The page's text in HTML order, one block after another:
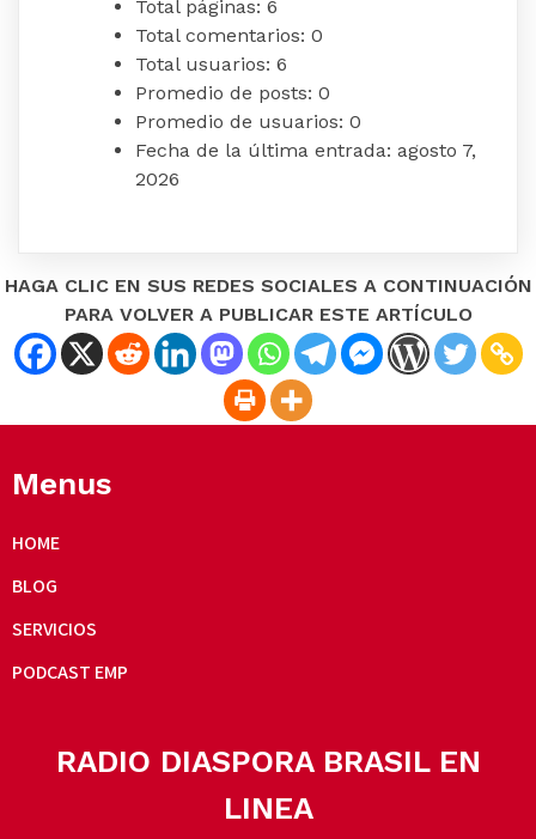
Total páginas: 6
Total comentarios: 0
Total usuarios: 6
Promedio de posts: 0
Promedio de usuarios: 0
Fecha de la última entrada: agosto 7,
2026
HAGA CLIC EN SUS REDES SOCIALES A CONTINUACIÓN
PARA VOLVER A PUBLICAR ESTE ARTÍCULO
Menus
HOME
BLOG
SERVICIOS
PODCAST EMP
RADIO DIASPORA BRASIL EN
LINEA